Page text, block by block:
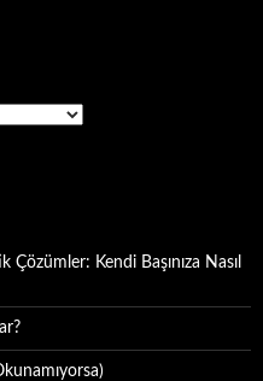
Kendi Başınıza Nasıl